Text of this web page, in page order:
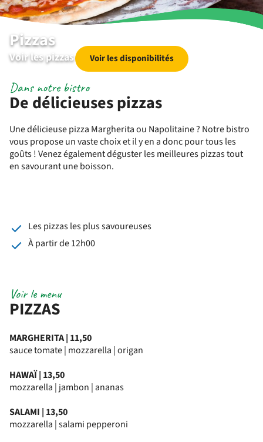
Pizzas
Voir les pizzas Voir les disponibilités
De délicieuses pizzas
Dans notre bistro
Une délicieuse pizza Margherita ou Napolitaine ? Notre bistro
vous propose un vaste choix et il y en a donc pour tous les
goûts ! Venez également déguster les meilleures pizzas tout
en savourant une boisson.
Les pizzas les plus savoureuses
À partir de 12h00
PIZZAS
Voir le menu
MARGHERITA | 11,50
sauce tomate | mozzarella | origan
HAWAÏ | 13,50
mozzarella | jambon | ananas
SALAMI | 13,50
mozzarella | salami pepperoni